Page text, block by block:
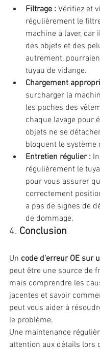
Filtrage : Vérifiez et
régulièrement le
machine à laver, car
des objets et des
autrement,
tuyau de vidange.
Chargement
surcharger la
les poches des
chaque lavage pour
objets ne se
bloquent le système
Entretien régulier :
régulièrement le
pour vous assurer
correctement
a pas de signes de
de dommage.
4. Conclusion
Un code d'erreur OE sur
peut être une source de
mais comprendre les
jacentes et savoir
peut vous aider à
le problème.
Une maintenance
attention aux détails lors